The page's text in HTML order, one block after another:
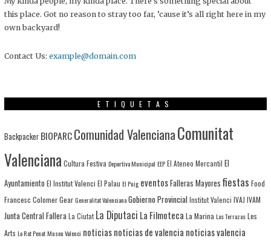
this place. Got no reason to stray too far, ’cause it’s all right here in my
own backyard!
Contact Us: example@domain.com
ETIQUETAS
Backpacker BIOPARCComunidad ValencianaComunitat
Valenciana Cultura Festiva Deportiva Municipal EEP El Ateneo Mercantil El
Ayuntamiento El Institut Valenci El Palau El Puig eventosFalleras Mayoresfiestas Food
Francesc ColomerGear Generalitat Valenciana Gobierno Provincial Institut Valenci IVAJ IVAM
Junta Central Fallera La Ciutat La Diputaci La Filmoteca La Marina Las Terrazas Les
Arts Lo Rat Penat Museu Valenci noticiasnoticias de valencia noticias valencia